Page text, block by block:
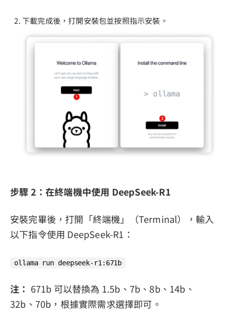
下載完成後，打開安裝包並按照指示安裝。
步驟 2：在終端機中使用 DeepSeek-R1
安裝完畢後，打開「終端機」（Terminal），輸入
以下指令使用 DeepSeek-R1：
ollama run deepseek-r1:671b
注： 671b 可以替換為 1.5b、7b、8b、14b、
32b、70b，根據實際需求選擇即可。